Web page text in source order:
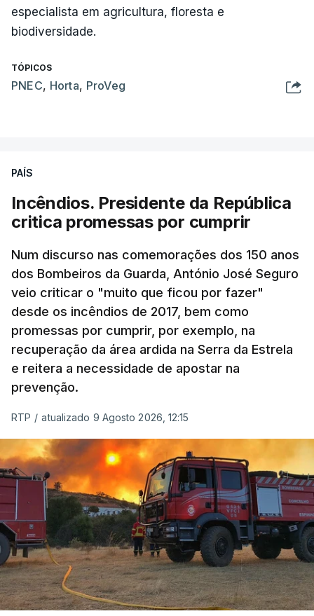
especialista em agricultura, floresta e
biodiversidade.
TÓPICOS
PNEC, Horta, ProVeg
PAÍS
Incêndios. Presidente da República
critica promessas por cumprir
Num discurso nas comemorações dos 150 anos
dos Bombeiros da Guarda, António José Seguro
veio criticar o "muito que ficou por fazer"
desde os incêndios de 2017, bem como
promessas por cumprir, por exemplo, na
recuperação da área ardida na Serra da Estrela
e reitera a necessidade de apostar na
prevenção.
RTP / atualizado 9 Agosto 2026, 12:15